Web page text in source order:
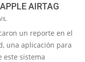
AIRTAG
un reporte en el
una aplicación para
este sistema